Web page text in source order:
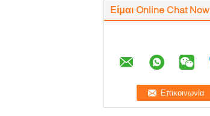
Είμαι Online Chat Now